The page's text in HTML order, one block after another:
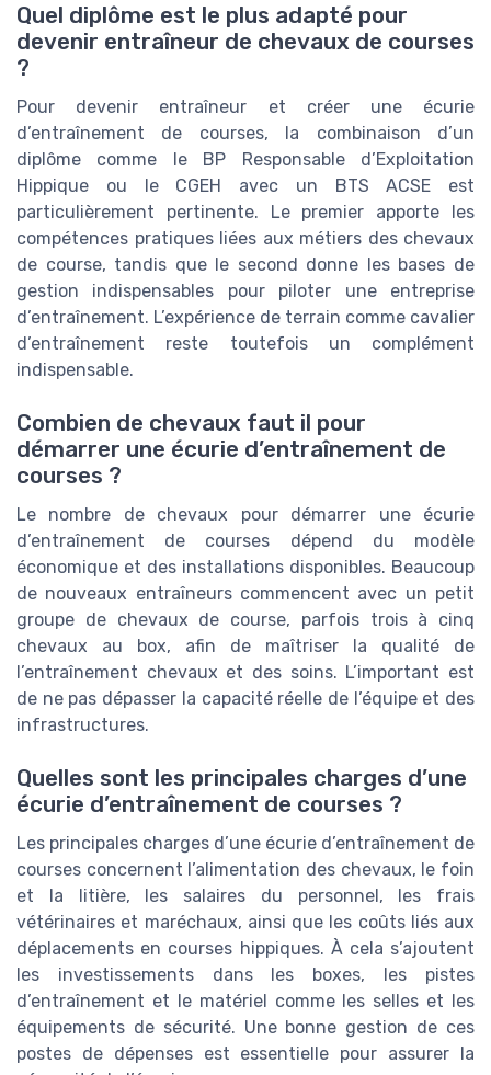
Quel diplôme est le plus adapté pour
devenir entraîneur de chevaux de courses
?
Pour devenir entraîneur et créer une écurie
d’entraînement de courses, la combinaison d’un
diplôme comme le BP Responsable d’Exploitation
Hippique ou le CGEH avec un BTS ACSE est
particulièrement pertinente. Le premier apporte les
compétences pratiques liées aux métiers des chevaux
de course, tandis que le second donne les bases de
gestion indispensables pour piloter une entreprise
d’entraînement. L’expérience de terrain comme cavalier
d’entraînement reste toutefois un complément
indispensable.
Combien de chevaux faut il pour
démarrer une écurie d’entraînement de
courses ?
Le nombre de chevaux pour démarrer une écurie
d’entraînement de courses dépend du modèle
économique et des installations disponibles. Beaucoup
de nouveaux entraîneurs commencent avec un petit
groupe de chevaux de course, parfois trois à cinq
chevaux au box, afin de maîtriser la qualité de
l’entraînement chevaux et des soins. L’important est
de ne pas dépasser la capacité réelle de l’équipe et des
infrastructures.
Quelles sont les principales charges d’une
écurie d’entraînement de courses ?
Les principales charges d’une écurie d’entraînement de
courses concernent l’alimentation des chevaux, le foin
et la litière, les salaires du personnel, les frais
vétérinaires et maréchaux, ainsi que les coûts liés aux
déplacements en courses hippiques. À cela s’ajoutent
les investissements dans les boxes, les pistes
d’entraînement et le matériel comme les selles et les
équipements de sécurité. Une bonne gestion de ces
postes de dépenses est essentielle pour assurer la